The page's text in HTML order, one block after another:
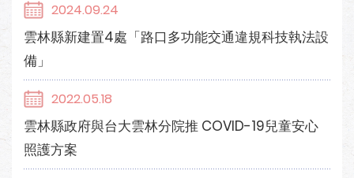
2024.09.24
雲林縣新建置4處「路口多功能交通違規科技執法設
備」
2022.05.18
雲林縣政府與台大雲林分院推 COVID-19兒童安心
照護方案